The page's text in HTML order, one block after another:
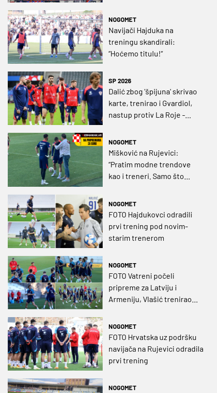
NOGOMET
Navijači Hajduka na
treningu skandirali:
“Hoćemo titulu!“
SP 2026
Dalić zbog 'špijuna' skrivao
karte, trenirao i Gvardiol,
nastup protiv La Roje -
NOGOMET
Mišković na Rujevici:
“Pratim modne trendove
kao i treneri. Samo što
NOGOMET
FOTO Hajdukovci odradili
prvi trening pod novim-
starim trenerom
NOGOMET
FOTO Vatreni počeli
pripreme za Latviju i
Armeniju, Vlašić trenirao
NOGOMET
FOTO Hrvatska uz podršku
navijača na Rujevici odradila
prvi trening
NOGOMET